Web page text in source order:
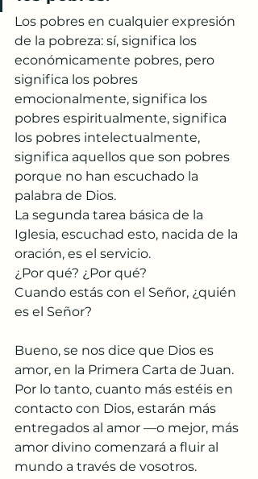
Los pobres en cualquier expresión
de la pobreza: sí, significa los
económicamente pobres, pero
significa los pobres
emocionalmente, significa los
pobres espiritualmente, significa
los pobres intelectualmente,
significa aquellos que son pobres
porque no han escuchado la
palabra de Dios.
La segunda tarea básica de la
Iglesia, escuchad esto, nacida de la
oración, es el servicio.
¿Por qué? ¿Por qué?
Cuando estás con el Señor, ¿quién
es el Señor?
Bueno, se nos dice que Dios es
amor, en la Primera Carta de Juan.
Por lo tanto, cuanto más estéis en
contacto con Dios, estarán más
entregados al amor —o mejor, más
amor divino comenzará a fluir al
mundo a través de vosotros.